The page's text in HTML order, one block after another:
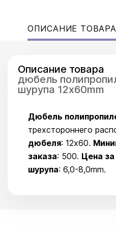
ОПИСАНИЕ ТОВАРА
Описание товара
дюбель
шурупа 12x60mm
Дюбель
трехстороннего
дюбеля: 12x60.
заказа: 500. Цена
шурупа: 6,0-8,0mm.